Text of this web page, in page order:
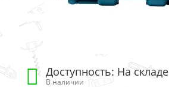
Доступность: На складе
В наличии